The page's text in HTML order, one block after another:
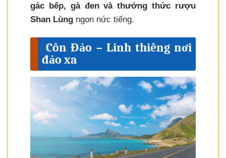
gác bếp, gà đen và thưởng thức rượu
Shan Lùng ngon nức tiếng.
Côn Đảo – Linh thiêng nơi
đảo xa